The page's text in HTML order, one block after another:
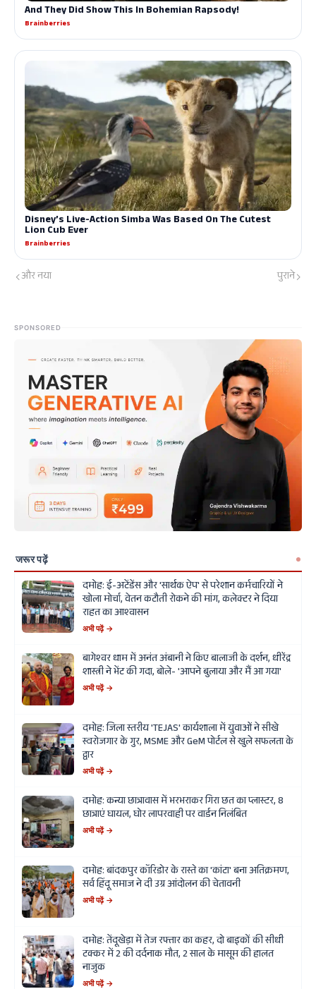
और नया पुराने
SPONSORED
जरूर पढ़ें
दमोह: ई-अटेंडेंस और 'सार्थक ऐप' से परेशान कर्मचारियों ने
खोला मोर्चा, वेतन कटौती रोकने की मांग, कलेक्टर ने दिया
राहत का आश्वासन
अभी पढ़ें →
बागेश्वर धाम में अनंत अंबानी ने किए बालाजी के दर्शन, धीरेंद्र
शास्त्री ने भेंट की गदा, बोले- 'आपने बुलाया और मैं आ गया'
अभी पढ़ें →
दमोह: जिला स्तरीय 'TEJAS' कार्यशाला में युवाओं ने सीखे
स्वरोजगार के गुर, MSME और GeM पोर्टल से खुले सफलता के
द्वार
अभी पढ़ें →
दमोह: कन्या छात्रावास में भरभराकर गिरा छत का प्लास्टर, 8
छात्राएं घायल, घोर लापरवाही पर वार्डन निलंबित
अभी पढ़ें →
दमोह: बांदकपुर कॉरिडोर के रास्ते का 'कांटा' बना अतिक्रमण,
सर्व हिंदू समाज ने दी उग्र आंदोलन की चेतावनी
अभी पढ़ें →
दमोह: तेंदूखेड़ा में तेज रफ्तार का कहर, दो बाइकों की सीधी
टक्कर में 2 की दर्दनाक मौत, 2 साल के मासूम की हालत
नाजुक
अभी पढ़ें →